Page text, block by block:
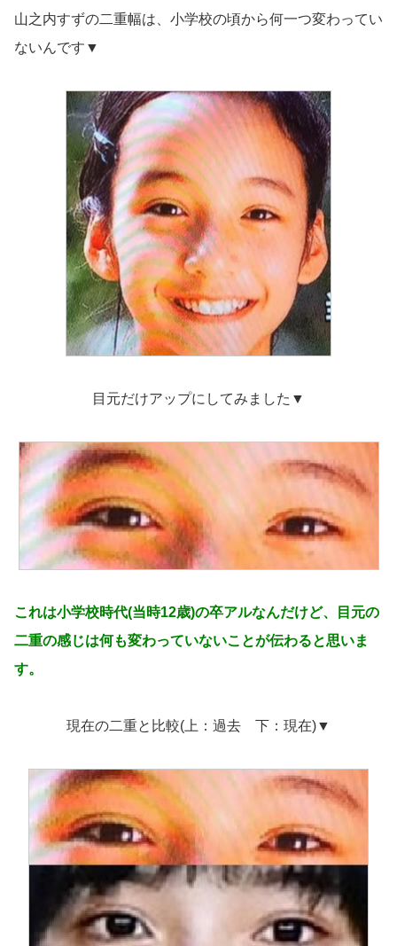
山之内すずの二重幅は、小学校の頃から何一つ変わってい
ないんです▼
目元だけアップにしてみました▼
これは小学校時代(当時12歳)の卒アルなんだけど、目元の
二重の感じは何も変わっていないことが伝わると思いま
す。
現在の二重と比較(上：過去 下：現在)▼